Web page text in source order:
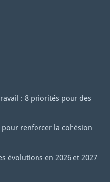
: 8 priorités pour des
pour renforcer la cohésion
évolutions en 2026 et 2027